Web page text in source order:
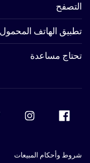
التصفح
تطبيق الهاتف المحمول
تحتاج مساعدة
شروط وأحكام المبيعات